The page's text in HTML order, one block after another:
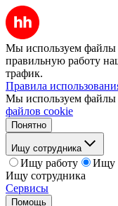
Мы используем файлы
правильную работу
трафик.
Правила
Мы используем файлы
файлов cookie
Понятно
Ищу сотрудника
Ищу работу
Ищу
Ищу сотрудника
Сервисы
Помощь